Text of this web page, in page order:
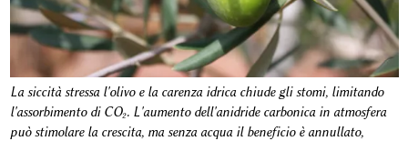
La siccità stressa l'olivo e la carenza idrica chiude gli stomi, limitando
l'assorbimento di CO₂. L'aumento dell'anidride carbonica in atmosfera
può stimolare la crescita, ma senza acqua il beneficio è annullato,